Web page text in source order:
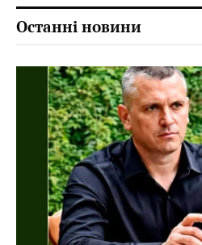
Останні новини